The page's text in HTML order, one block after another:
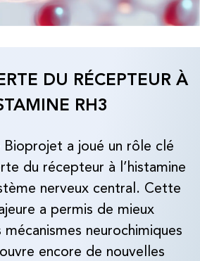
DU RÉCEPTEUR À
RH3
a joué un rôle clé
du récepteur à l’histamine
nerveux central. Cette
a permis de mieux
neurochimiques
encore de nouvelles